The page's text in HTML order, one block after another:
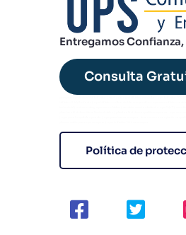
Entregamos
Consulta
Política de